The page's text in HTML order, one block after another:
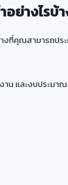
ย่างไรบ้
งที่คุณสามารถปร
ละงบประมา